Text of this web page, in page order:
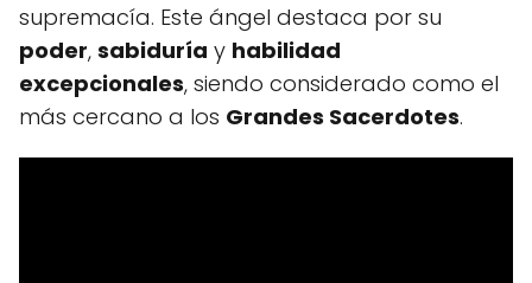
supremacía. Este ángel destaca por su
poder, sabiduría y habilidad
excepcionales, siendo considerado como el
más cercano a los Grandes Sacerdotes.